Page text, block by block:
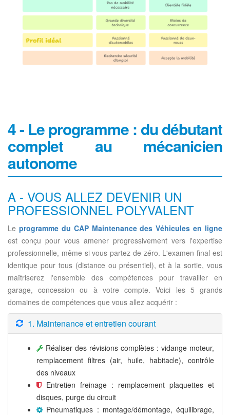
4 - Le programme : du débutant
complet au mécanicien
autonome
A - VOUS ALLEZ DEVENIR UN
PROFESSIONNEL POLYVALENT
Le programme du CAP Maintenance des Véhicules en ligne
est conçu pour vous amener progressivement vers l'expertise
professionnelle, même si vous partez de zéro. L'examen final est
identique pour tous (distance ou présentiel), et à la sortie, vous
maîtriserez l'ensemble des compétences pour travailler en
garage, concession ou à votre compte. Voici les 5 grands
domaines de compétences que vous allez acquérir :
1. Maintenance et entretien courant
Réaliser des révisions complètes : vidange moteur,
remplacement filtres (air, huile, habitacle), contrôle
des niveaux
Entretien freinage : remplacement plaquettes et
disques, purge du circuit
Pneumatiques : montage/démontage, équilibrage,